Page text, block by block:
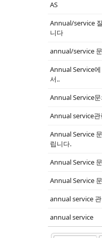
AS
Annual/service
니다
annual/service
Annual Service에
서..
Annual Service문
Annual service관
Annual Service
립니다.
Annual Service
Annual Service
annual service
annual service